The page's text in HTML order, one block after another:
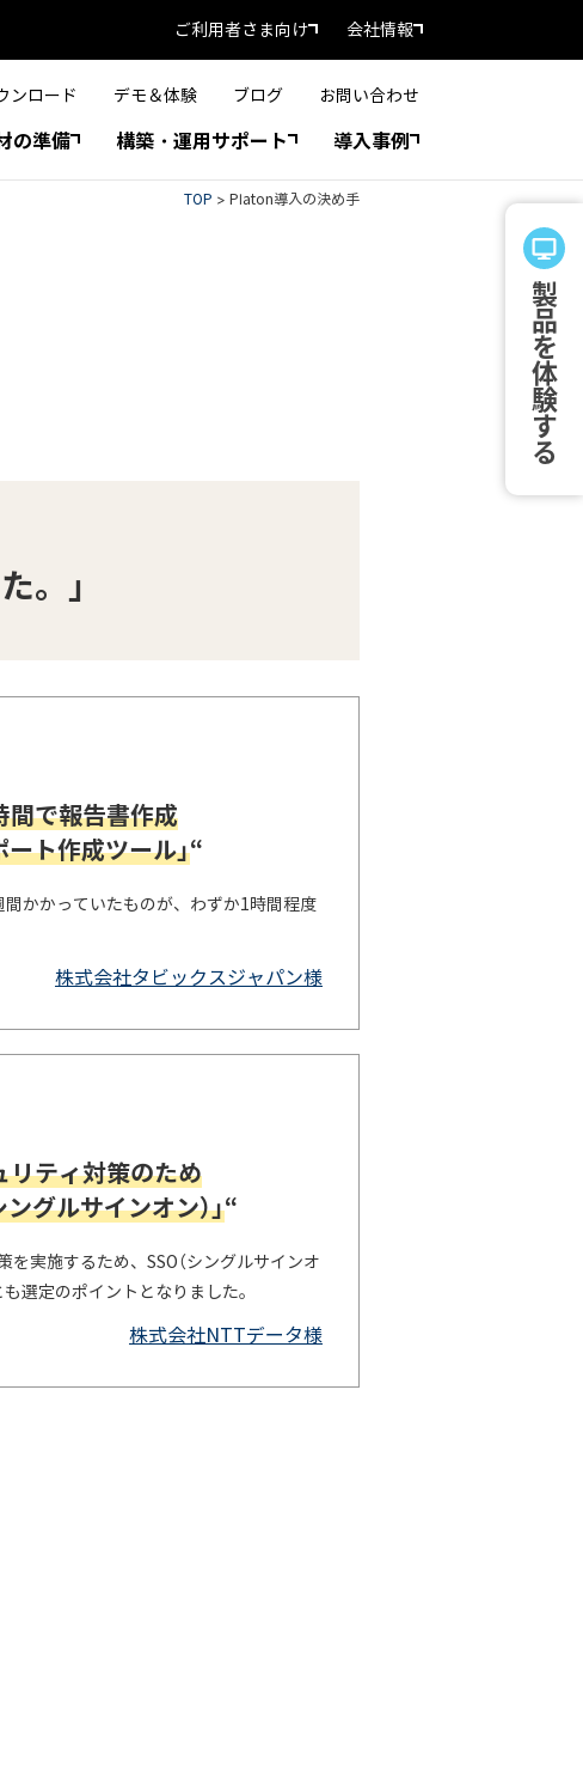
製品を体験する
ご利用者さま向け 会社情報
ンロード デモ＆体験 ブログ お問い合わせ
の準備 構築・運用サポート 導入事例
TOP > Platon導入の決め手
。」
間で報告書作成
ート作成ツール」“
かかっていたものが、わずか1時間程度
株式会社タビックスジャパン様
リティ対策のため
ングルサインオン）」“
を実施するため、SSO（シングルサインオ
選定のポイントとなりました。
株式会社NTTデータ様